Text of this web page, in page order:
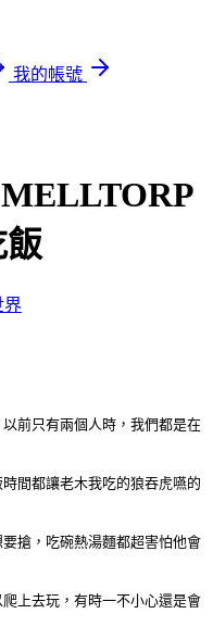
我的帳號
界
前只有兩個人時，我們都是在
間都讓老木我吃的狼吞虎嚥的
搶，吃碗熱湯麵都超害怕他會
上去玩，有時一不小心還是會